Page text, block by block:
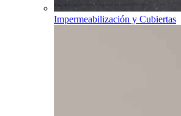
Impermeabilización y Cubiertas